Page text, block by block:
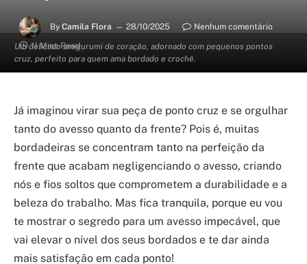
Um delicado amigurumi de coração, adornado com pequenos pontos
cruz, perfeito para quem ama bordado e crochê.
By Camila Flora 28/10/2025
Nenhum comentário
11 Mins Read
Já imaginou virar sua peça de ponto cruz e se orgulhar
tanto do avesso quanto da frente? Pois é, muitas
bordadeiras se concentram tanto na perfeição da
frente que acabam negligenciando o avesso, criando
nós e fios soltos que comprometem a durabilidade e a
beleza do trabalho. Mas fica tranquila, porque eu vou
te mostrar o segredo para um avesso impecável, que
vai elevar o nível dos seus bordados e te dar ainda
mais satisfação em cada ponto!